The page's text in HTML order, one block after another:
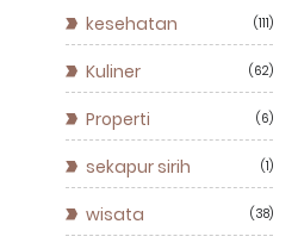
kesehatan 111
Kuliner 62
Properti 6
sekapur sirih 1
wisata 38